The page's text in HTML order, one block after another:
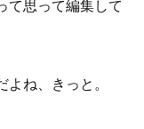
て思って編集して
ね、きっと。